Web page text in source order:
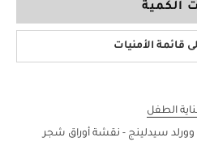
الكمية
قائمة الأمنيات
الطفل
سيدلينج - نقشة أوراق شجر